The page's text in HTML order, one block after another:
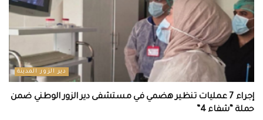
دير الزور المدينة
إجراء 7 عمليات تنظير هضمي في مستشفى دير الزور الوطني ضمن
حملة “شفاء 4”